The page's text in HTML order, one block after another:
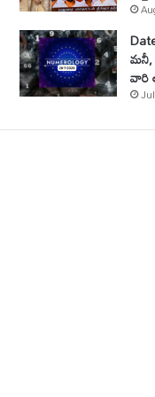
మనీ,
వారి